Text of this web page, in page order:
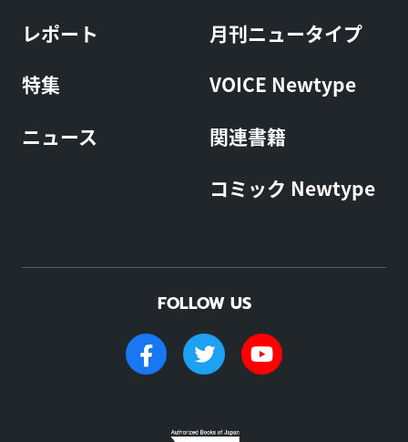
レポート
特集
ニュース
月刊ニュータイプ
VOICE Newtype
関連書籍
コミック Newtype
FOLLOW US